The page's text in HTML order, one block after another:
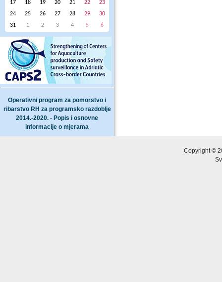
17
18 19 20 21 22
23
24
25 26 27 28 29
30
31
1 2 3 4 5 6
Operativni program za pomorstvo i
ribarstvo RH za programsko razdoblje
2014.-2020. - Popis i osnovne
informacije o mjerama
Copyright ©